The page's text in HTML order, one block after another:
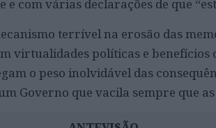
e com várias declarações de que
terrível na erosão das
virtualidades políticas e benefícios
o peso inolvidável das
Governo que vacila sempre que